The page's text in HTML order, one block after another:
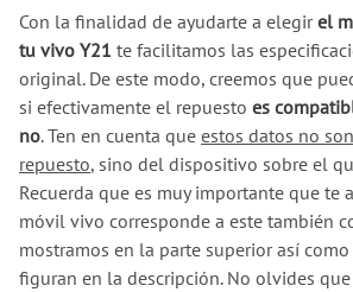
Con la finalidad de ayudarte a elegirel
tu vivo Y21 te facilitamos las
original. De este modo, creemos que
si efectivamente el repuesto es
no. Ten en cuenta que estos datos no
repuesto, sino del dispositivo sobre el
Recuerda que es muy importante que te
móvil vivo corresponde a este también
mostramos en la parte superior así
figuran en la descripción. No olvides